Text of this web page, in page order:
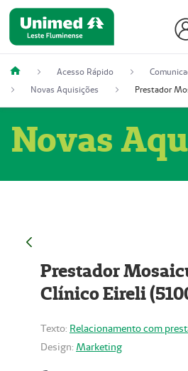
Acesso Rápido
Novas Aquisições
Novas
Prestador
Clínico Eireli
Texto: Relacionamento com
Design: Marketing